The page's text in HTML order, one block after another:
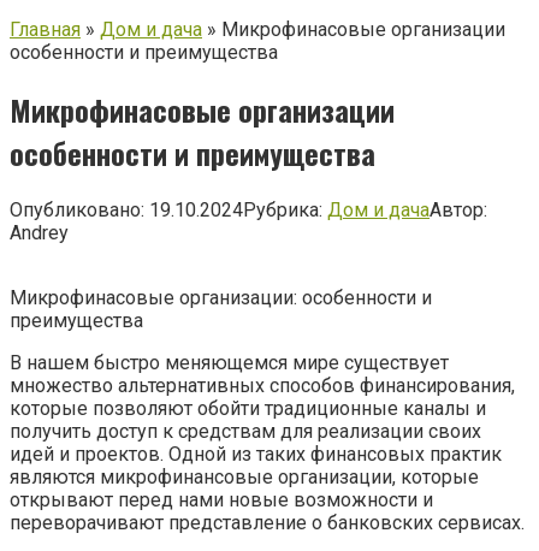
Главная » Дом и дача » Микрофинасовые организации
особенности и преимущества
Микрофинасовые организации
особенности и преимущества
Опубликовано: 19.10.2024Рубрика: Дом и дачаАвтор:
Andrey
Микрофинасовые организации: особенности и
преимущества
В нашем быстро меняющемся мире существует
множество альтернативных способов финансирования,
которые позволяют обойти традиционные каналы и
получить доступ к средствам для реализации своих
идей и проектов. Одной из таких финансовых практик
являются микрофинансовые организации, которые
открывают перед нами новые возможности и
переворачивают представление о банковских сервисах.